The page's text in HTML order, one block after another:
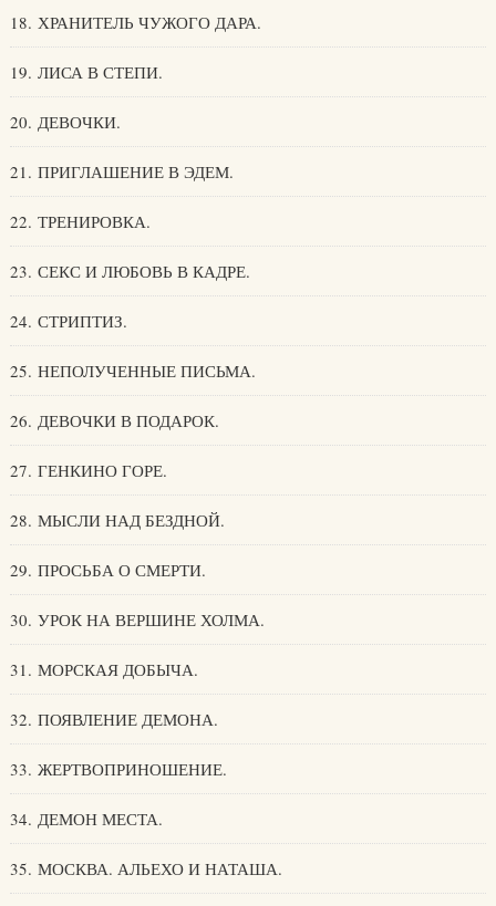
18. ХРАНИТЕЛЬ ЧУЖОГО ДАРА.
19. ЛИСА В СТЕПИ.
20. ДЕВОЧКИ.
21. ПРИГЛАШЕНИЕ В ЭДЕМ.
22. ТРЕНИРОВКА.
23. СЕКС И ЛЮБОВЬ В КАДРЕ.
24. СТРИПТИЗ.
25. НЕПОЛУЧЕННЫЕ ПИСЬМА.
26. ДЕВОЧКИ В ПОДАРОК.
27. ГЕНКИНО ГОРЕ.
28. МЫСЛИ НАД БЕЗДНОЙ.
29. ПРОСЬБА О СМЕРТИ.
30. УРОК НА ВЕРШИНЕ ХОЛМА.
31. МОРСКАЯ ДОБЫЧА.
32. ПОЯВЛЕНИЕ ДЕМОНА.
33. ЖЕРТВОПРИНОШЕНИЕ.
34. ДЕМОН МЕСТА.
35. МОСКВА. АЛЬЕХО И НАТАША.